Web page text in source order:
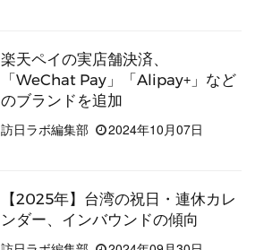
楽天ペイの実店舗決済、
「WeChat Pay」「Alipay+」など
のブランドを追加
訪日ラボ編集部
2024年10月07日
【2025年】台湾の祝日・連休カレ
ンダー、インバウンドの傾向